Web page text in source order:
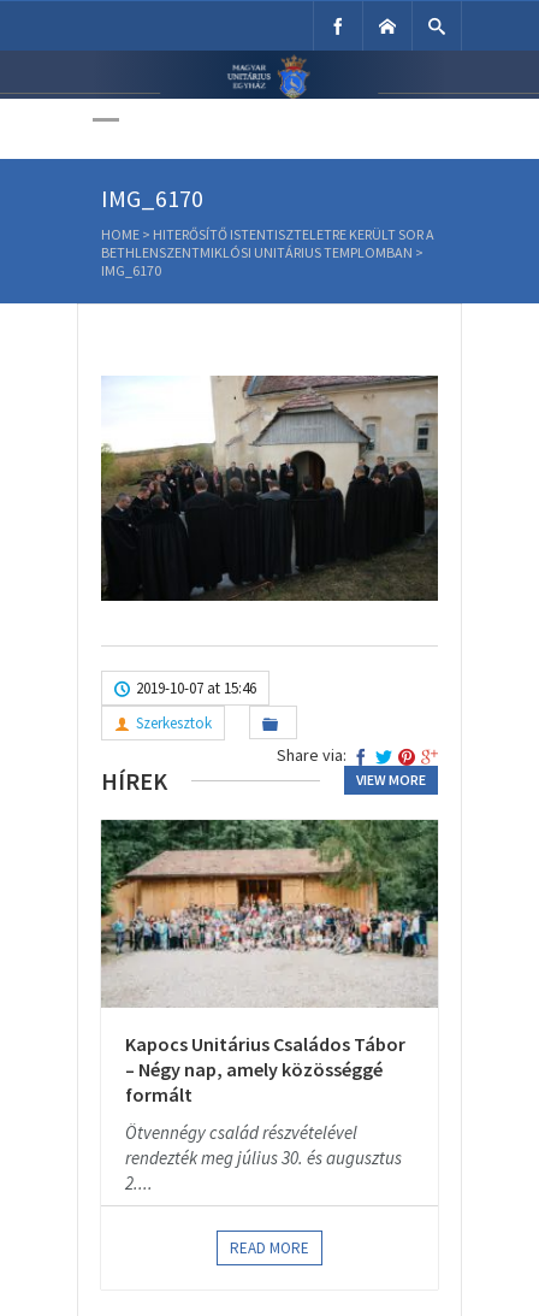
Unitárius Egyház
IMG_6170
HOME > HITERŐSÍTŐ ISTENTISZTELETRE KERÜLT SOR A
BETHLENSZENTMIKLÓSI UNITÁRIUS TEMPLOMBAN >
IMG_6170
2019-10-07 at 15:46
Szerkesztok
Share via:
HÍREK VIEW MORE
Kapocs Unitárius Családos Tábor
– Négy nap, amely közösséggé
formált
Ötvennégy család részvételével
rendezték meg július 30. és augusztus
2....
READ MORE